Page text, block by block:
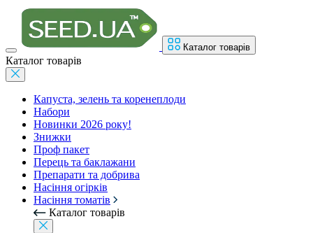
Каталог товарів
Каталог товарів
Капуста, зелень та коренеплоди
Набори
Новинки 2026 року!
Знижки
Проф пакет
Перець та баклажани
Препарати та добрива
Насіння огірків
Насіння томатів
Каталог товарів